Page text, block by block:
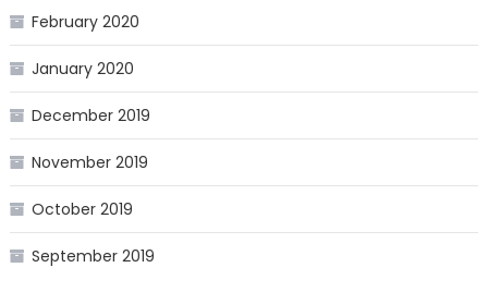
February 2020
January 2020
December 2019
November 2019
October 2019
September 2019